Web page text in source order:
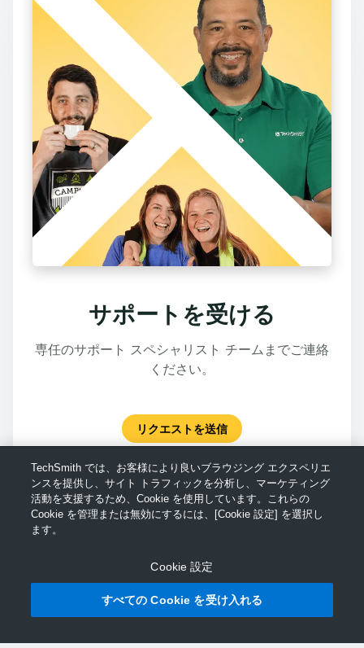
サポートを受ける
専任のサポート スペシャリスト チームまでご連絡
ください。
リクエストを送信
TechSmith では、お客様により良いブラウジング エクスペリエ
ンスを提供し、サイト トラフィックを分析し、マーケティング
活動を支援するため、Cookie を使用しています。これらの
Cookie を管理または無効にするには、[Cookie 設定] を選択し
ます。
Cookie 設定
すべての Cookie を受け入れる